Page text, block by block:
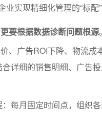
实现精细化管理的“标配”
要根据数据诊断问题根源
、广告ROI下降、物流
详细的销售明细、广告
每月固定时间点，组织